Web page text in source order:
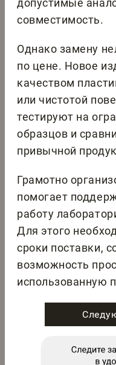
допустимые
совместимость.
Однако замену
по цене. Новое
качеством
или чистотой
тестируют на
образцов и
привычной
Грамотно
помогает
работу
Для этого
сроки поставки,
возможность
использованную